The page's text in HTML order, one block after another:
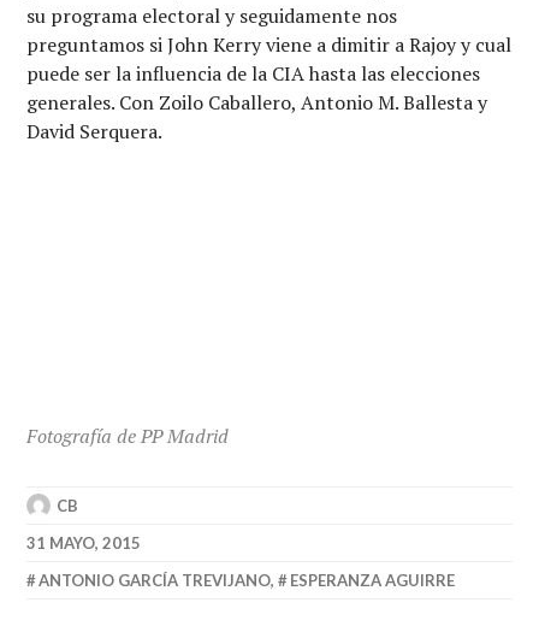
su programa electoral y seguidamente nos
preguntamos si John Kerry viene a dimitir a Rajoy y cual
puede ser la influencia de la CIA hasta las elecciones
generales. Con Zoilo Caballero, Antonio M. Ballesta y
David Serquera.
Fotografía de PP Madrid
CB
31 MAYO, 2015
ANTONIO GARCÍA TREVIJANO, ESPERANZA AGUIRRE